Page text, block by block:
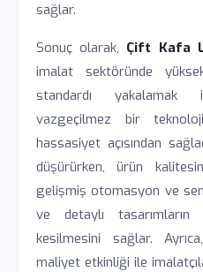
sağlar.
Sonuç olarak, Çift Kafa
imalat sektöründe
standardı
vazgeçilmez bir
hassasiyet açısından
düşürürken, ürün
gelişmiş otomasyon ve
ve detaylı
kesilmesini sağlar.
maliyet etkinliği ile